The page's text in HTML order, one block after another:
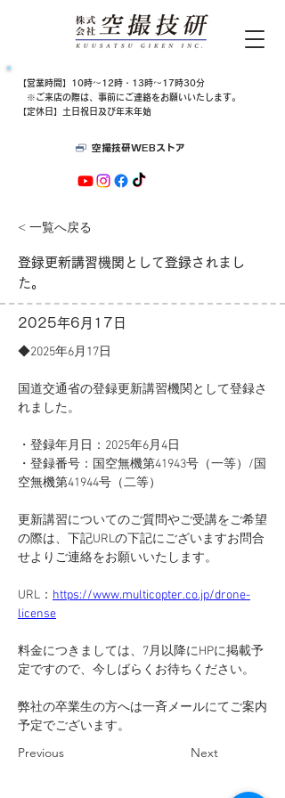
空撮技研WEBストア
​【営業時間】10時～12時・13時～17時30分
​​ ※ご来店の際は、​事前にご連絡をお願いいたします。
【定休日】土日祝日及び年末年始
< 一覧へ戻る
登録更新講習機関として登録されまし
た。
2025年6月17日
​◆2025年6月17日
国道交通省の登録更新講習機関として登録さ
れました。
・登録年月日：2025年6月4日
・登録番号：国空無機第41943号（一等）/国
空無機第41944号（二等）
更新講習についてのご質問やご受講をご希望
の際は、下記URLの下記にございますお問合
せよりご連絡をお願いいたします。
URL： https://www.multicopter.co.jp/drone-
license
​​料金につきましては、7月以降にHPに掲載予
定ですので、今しばらくお待ちください。
弊社の卒業生の方へは一斉メールにてご案内
予定でございます。
Previous Next